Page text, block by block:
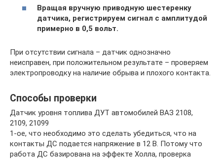
Вращая вручную приводную шестеренку
датчика, регистрируем сигнал с амплитудой
примерно в 0,5 вольт.
При отсутствии сигнала – датчик однозначно
неисправен, при положительном результате – проверяем
электропроводку на наличие обрыва и плохого контакта.
Способы проверки
Датчик уровня топлива ДУТ автомобилей ВАЗ 2108,
2109, 21099
1-ое, что необходимо это сделать убедиться, что на
контакты ДС подается напряжение в 12 В. Потому что
работа ДС базирована на эффекте Холла, проверка